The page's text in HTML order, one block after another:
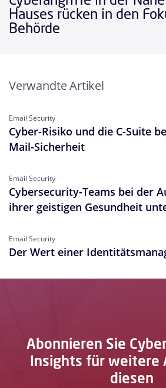
Hauses rücken in den
Behörde
Verwandte Artikel
Email Security
Cyber-Risiko und die C-Suite
Mail-Sicherheit
Email Security
Cybersecurity-Teams bei der
ihrer geistigen Gesundheit
Email Security
Der Wert einer
Abonnieren Sie
Insights für weitere
diesen